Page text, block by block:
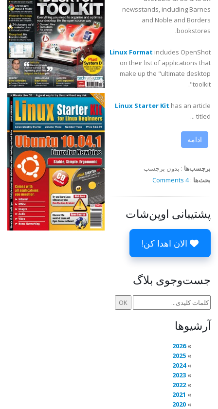
newsstands, including Barnes
and Noble and Borders
bookstores.
Linux Format includes OpenShot
on their list of applications that
make up the "ultimate desktop
toolkit".
Linux Starter Kit has an article
titled ...
ادامه
برچسب‌ها : بدون برچسب
بحث‌ها :
4 Comments
پشتیبانی اوپن‌شات
الان اهدا کن!
جست‌وجوی بلاگ
آرشیوها
2026
2025
2024
2023
2022
2021
2020